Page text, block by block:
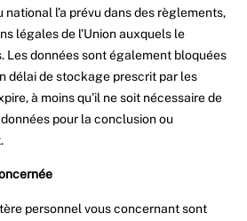
l’a prévu dans des règlements,
légales de l’Union auxquels le
Les données sont également bloquées
délai de stockage prescrit par les
à moins qu’il ne soit nécessaire de
pour la conclusion ou
personnel vous concernant sont